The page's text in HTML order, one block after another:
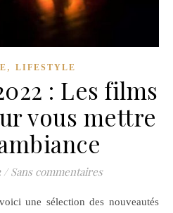
, LIFESTYLE
: Les films
vous mettre
/ Sans commentaires